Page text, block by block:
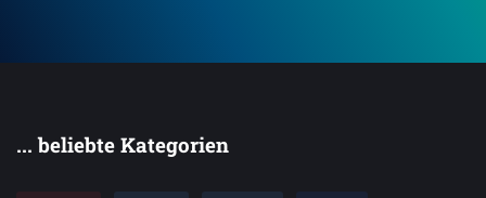
... beliebte Kategorien